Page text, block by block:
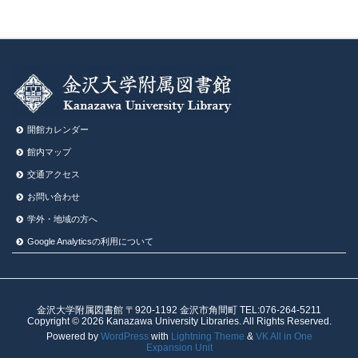
開館カレンダー
館内マップ
交通アクセス
お問い合わせ
学外・地域の方へ
Google Analyticsの利⽤について
金沢大学附属図書館 〒920-1192 金沢市角間町 TEL:076-264-5211
Copyright © 2026 Kanazawa University Libraries. All Rights Reserved.
Powered by WordPresswith Lightning Theme & VK All in One
Expansion Unit